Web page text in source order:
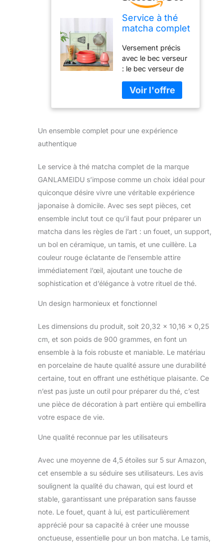
Service à thé
matcha complet
fouet, support,
bol en
céramique,
tamis, cuillère,
rouge
Versement précis
avec le bec verseur
: le bec verseur de
permet un
versement précis,
assurant un débit
thé matcha. Dites
désordonnés et
créez sans effort la
tasse parfaite de
matcha
Un ensemble complet pour une expérience
authentique
Le service à thé matcha complet de la marque
GANLAMEIDU s’impose comme un choix idéal pour
quiconque désire vivre une véritable expérience
japonaise à domicile. Avec ses sept pièces, cet
ensemble inclut tout ce qu’il faut pour préparer un
matcha dans les règles de l’art : un fouet, un support,
un bol en céramique, un tamis, et une cuillère. La
couleur rouge éclatante de l’ensemble attire
immédiatement l’œil, ajoutant une touche de
sophistication et d’élégance à votre rituel de thé.
Un design harmonieux et fonctionnel
Les dimensions du produit, soit 20,32 x 10,16 x 0,25
cm, et son poids de 900 grammes, en font un
ensemble à la fois robuste et maniable. Le matériau
en porcelaine de haute qualité assure une durabilité
certaine, tout en offrant une esthétique plaisante. Ce
n’est pas juste un outil pour préparer du thé, c’est
une pièce de décoration à part entière qui embellira
votre espace de vie.
Une qualité reconnue par les utilisateurs
Avec une moyenne de 4,5 étoiles sur 5 sur Amazon,
cet ensemble a su séduire ses utilisateurs. Les avis
soulignent la qualité du chawan, qui est lourd et
stable, garantissant une préparation sans fausse
note. Le fouet, quant à lui, est particulièrement
apprécié pour sa capacité à créer une mousse
onctueuse, essentielle pour un bon matcha. Le tamis,